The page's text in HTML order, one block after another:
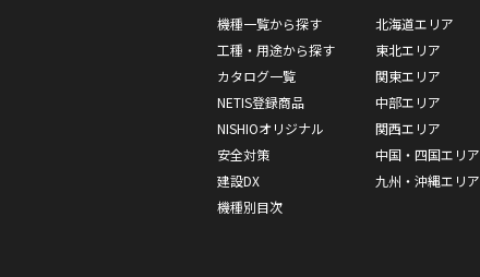
機種一覧から探す
工種・用途から探す
カタログ一覧
NETIS登録商品
NISHIOオリジナル
安全対策
建設DX
機種別目次
北海道エリア
東北エリア
関東エリア
中部エリア
関西エリア
中国・四国エリア
九州・沖縄エリア